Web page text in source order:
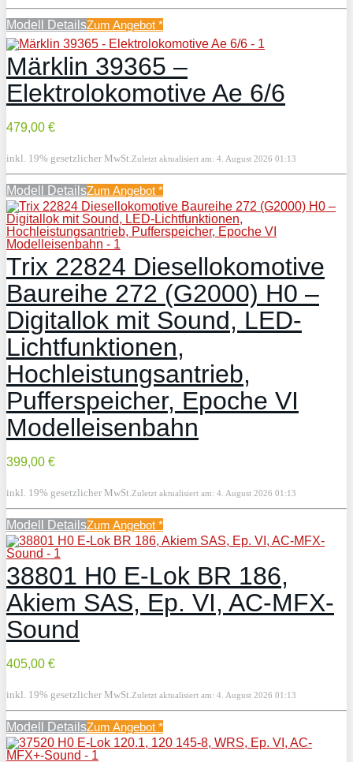
Modell DetailsZum Angebot *
Märklin 39365 –
Elektrolokomotive Ae 6/6
479,00 €
inkl. 19% gesetzlicher MwSt. Zuletzt aktualisiert am: 4. August 2026 01:13
Modell DetailsZum Angebot *
Trix 22824 Diesellokomotive
Baureihe 272 (G2000) H0 –
Digitallok mit Sound, LED-
Lichtfunktionen,
Hochleistungsantrieb,
Pufferspeicher, Epoche VI
Modelleisenbahn
399,00 €
inkl. 19% gesetzlicher MwSt. Zuletzt aktualisiert am: 4. August 2026 01:13
Modell DetailsZum Angebot *
38801 H0 E-Lok BR 186,
Akiem SAS, Ep. VI, AC-MFX-
Sound
405,00 €
inkl. 19% gesetzlicher MwSt. Zuletzt aktualisiert am: 4. August 2026 01:13
Modell DetailsZum Angebot *